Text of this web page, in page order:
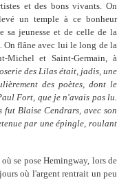
et des bons vivants. On
un temple à ce bonheur
sa jeunesse et de celle de la
On flâne avec lui le long de la
Michel et Saint-Germain, à
des Lilas était, jadis, une
des poètes, dont le
Fort, que je n'avais pas lu.
Blaise Cendrars, avec son
par une épingle, roulant
se pose Hemingway, lors de
où l'argent rentrait un peu